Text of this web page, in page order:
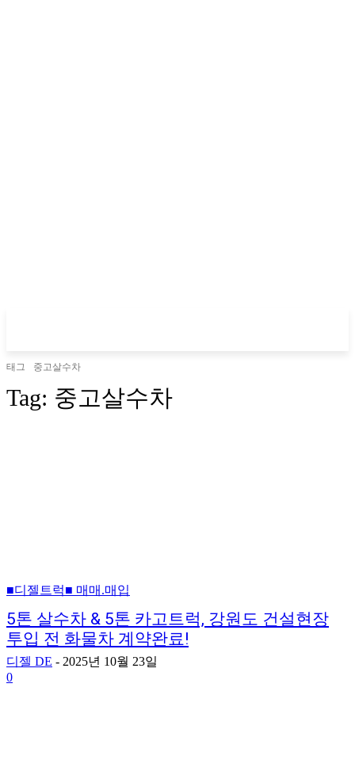
태그 중고살수차
Tag: 중고살수차
■디젤트럭■ 매매.매입
5톤 살수차 & 5톤 카고트럭, 강원도 건설현장
투입 전 화물차 계약완료!
디젤 DE - 2025년 10월 23일
0